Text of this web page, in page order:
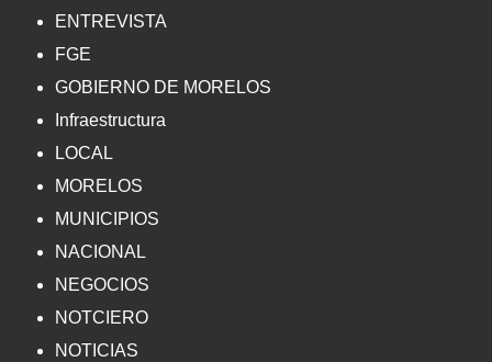
ENTREVISTA
FGE
GOBIERNO DE MORELOS
Infraestructura
LOCAL
MORELOS
MUNICIPIOS
NACIONAL
NEGOCIOS
NOTCIERO
NOTICIAS